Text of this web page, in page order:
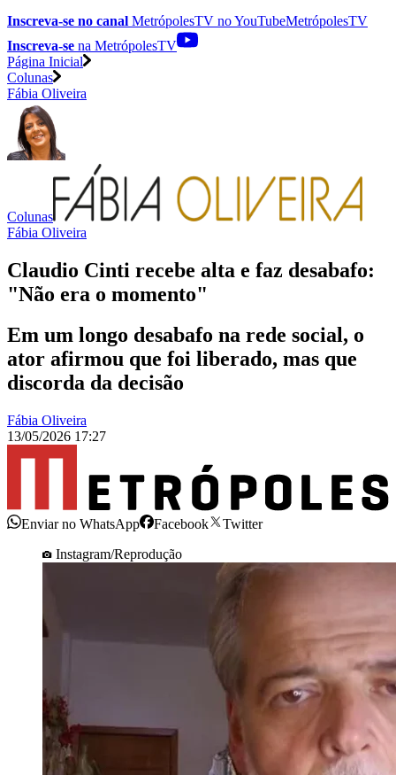
Inscreva-se no canal MetrópolesTV noYouTubeMetrópolesTV
Inscreva-se na MetrópolesTV
Página Inicial
Colunas
Fábia Oliveira
Colunas
Fábia Oliveira
Claudio Cinti recebe alta e faz desabafo:
"Não era o momento"
Em um longo desabafo na rede social, o
ator afirmou que foi liberado, mas que
discorda da decisão
Fábia Oliveira
13/05/2026 17:27
Enviar no WhatsApp Facebook
Twitter
Instagram/Reprodução